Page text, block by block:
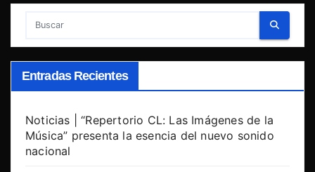
Entradas Recientes
Noticias | “Repertorio CL: Las Imágenes de la
Música” presenta la esencia del nuevo sonido
nacional